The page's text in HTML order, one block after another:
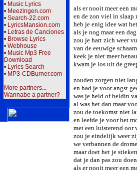
• Music Lyrics
• Meezingen.com
• Search-22.com
• LyricsMansion.com
• Letras de Canciones
• Browse Lyrics
• Webhouse
• Music Mp3 Free
Download
• Lyrics Search
• MP3-CDBurner.com
More partners...
Wannabe a partner?
als er nooit meer een
en de zon viel in slaap
heb je enig idee wat
als je nog maar een
zou je hart zich weer
van de eeuwige
keek je niet meer
kwam je los uit de
zouden zorgen niet
en had je voor angst
was je held of heldin
al was het dan maar
zou de toekomst niet
en leefde je voor het
met een luisterend
zou je eindelijk weer
we verbannen de
maar doet het je
dat je dan pas zou
als er nooit meer een